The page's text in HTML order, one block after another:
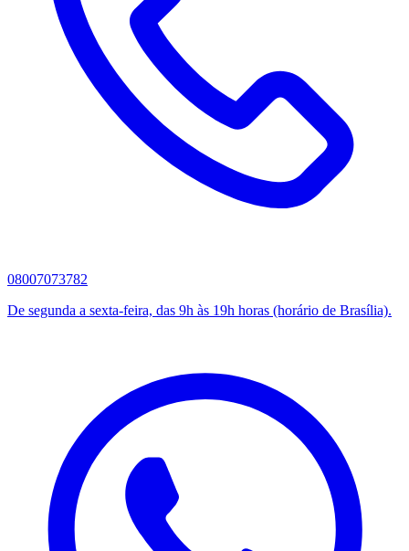
08007073782
De segunda a sexta-feira, das 9h às 19h horas (horário de Brasília).